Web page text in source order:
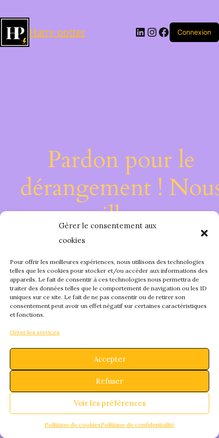
Gérer le consentement aux
cookies
Pour offrir les meilleures expériences, nous utilisons des technologies
telles que les cookies pour stocker et/ou accéder aux informations des
appareils. Le fait de consentir à ces technologies nous permettra de
traiter des données telles que le comportement de navigation ou les ID
uniques sur ce site. Le fait de ne pas consentir ou de retirer son
consentement peut avoir un effet négatif sur certaines caractéristiques
et fonctions.
Gérer les services
Accepter
Refuser
Voir les préférences
Politique de cookiesPolitique de confidentialité
Harry potter LinkedIn
Instagram
Facebook
Connexion
Pardon pour le
dérangement !
travaillons sur
quelque chose de
fantastique –
bientôt !